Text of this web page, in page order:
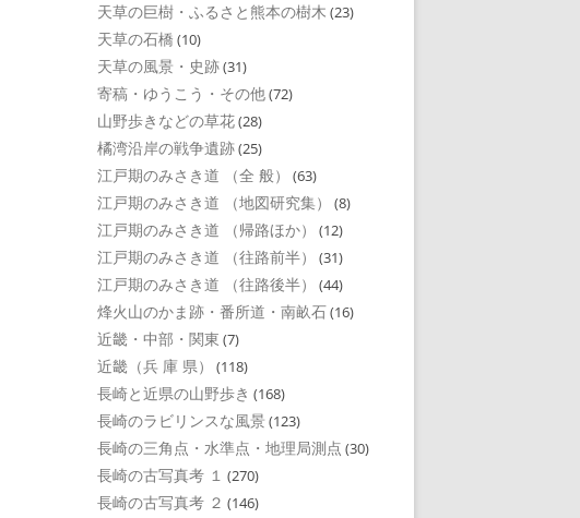
天草の巨樹・ふるさと熊本の樹木 (23)
天草の石橋 (10)
天草の風景・史跡(31)
寄稿・ゆうこう・その他(72)
山野歩きなどの草花(28)
橘湾沿岸の戦争遺跡(25)
江戸期のみさき道 （全 般） (63)
江戸期のみさき道 （地図研究集） (8)
江戸期のみさき道 （帰路ほか） (12)
江戸期のみさき道 （往路前半） (31)
江戸期のみさき道 （往路後半） (44)
烽火山のかま跡・番所道・南畝石(16)
近畿・中部・関東 (7)
近畿（兵 庫 県） (118)
長崎と近県の山野歩き (168)
長崎のラビリンスな風景 (123)
長崎の三角点・水準点・地理局測点 (30)
長崎の古写真考 １ (270)
長崎の古写真考 ２ (146)